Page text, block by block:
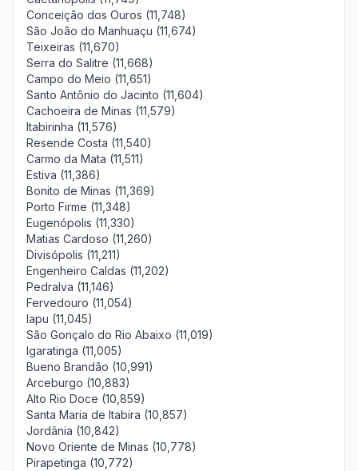
Conceição dos Ouros (11,748)
São João do Manhuaçu (11,674)
Teixeiras (11,670)
Serra do Salitre (11,668)
Campo do Meio (11,651)
Santo Antônio do Jacinto (11,604)
Cachoeira de Minas (11,579)
Itabirinha (11,576)
Resende Costa (11,540)
Carmo da Mata (11,511)
Estiva (11,386)
Bonito de Minas (11,369)
Porto Firme (11,348)
Eugenópolis (11,330)
Matias Cardoso (11,260)
Divisópolis (11,211)
Engenheiro Caldas (11,202)
Pedralva (11,146)
Fervedouro (11,054)
Iapu (11,045)
São Gonçalo do Rio Abaixo (11,019)
Igaratinga (11,005)
Bueno Brandão (10,991)
Arceburgo (10,883)
Alto Rio Doce (10,859)
Santa Maria de Itabira (10,857)
Jordânia (10,842)
Novo Oriente de Minas (10,778)
Pirapetinga (10,772)